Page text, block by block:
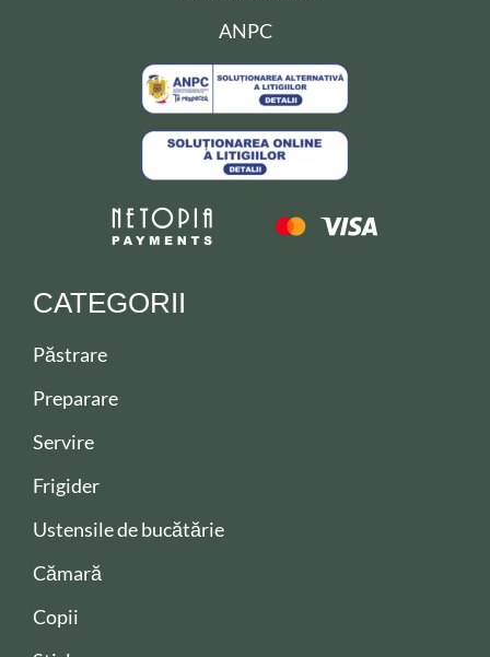
ANPC
CATEGORII
Păstrare
Preparare
Servire
Frigider
Ustensile de bucătărie
Cămară
Copii